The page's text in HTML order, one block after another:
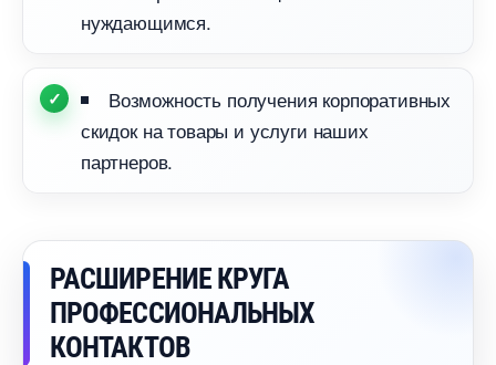
нуждающимся.
озможность получения корпоративных
скидок на товары и услуги наших
партнеров.
РАСШИРЕНИЕ КРУГА
ПРОФЕССИОНАЛЬНЫХ
КОНТАКТО